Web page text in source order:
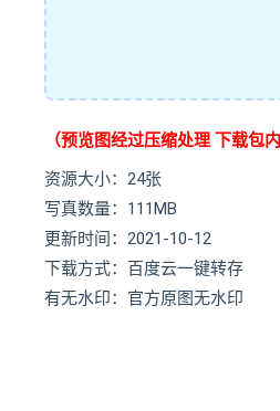
（预览图经过压缩处理 下载包内
资源大小：24张
写真数量：111MB
更新时间：2021-10-12
下载方式：百度云一键转存
有无水印：官方原图无水印